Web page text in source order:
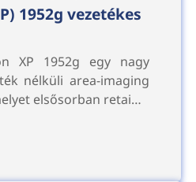
1952g vezetékes
XP 1952g egy nagy
nélküli area-imaging
elsősorban retai…